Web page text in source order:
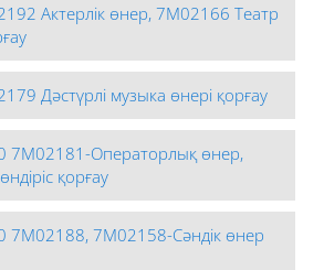
Актерлік өнер, 7М02166 Театр
Дәстүрлі музыка өнері қорғау
7М02181-Операторлық өнер,
қорғау
7М02188, 7М02158-Сәндік өнер